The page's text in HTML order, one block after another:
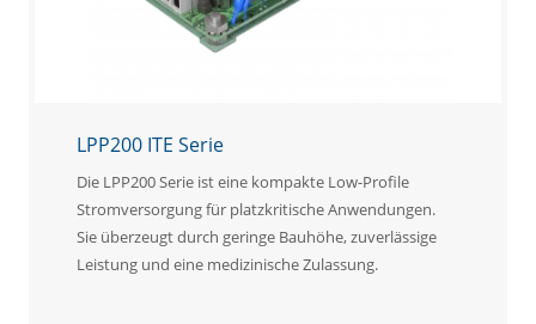
LPP200 ITE Serie
Die LPP200 Serie ist eine kompakte Low-Profile
Stromversorgung für platzkritische Anwendungen.
Sie überzeugt durch geringe Bauhöhe, zuverlässige
Leistung und eine medizinische Zulassung.